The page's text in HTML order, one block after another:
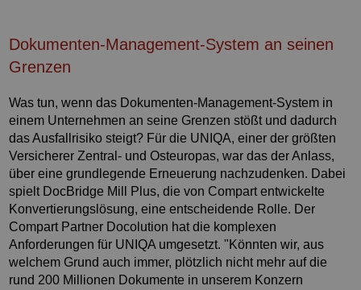
Dokumenten-Management-System an seinen
Grenzen
Was tun, wenn das Dokumenten-Management-System in
einem Unternehmen an seine Grenzen stößt und dadurch
das Ausfallrisiko steigt? Für die UNIQA, einer der größten
Versicherer Zentral- und Osteuropas, war das der Anlass,
über eine grundlegende Erneuerung nachzudenken. Dabei
spielt DocBridge Mill Plus, die von Compart entwickelte
Konvertierungslösung, eine entscheidende Rolle. Der
Compart Partner Docolution hat die komplexen
Anforderungen für UNIQA umgesetzt. "Könnten wir, aus
welchem Grund auch immer, plötzlich nicht mehr auf die
rund 200 Millionen Dokumente in unserem Konzern